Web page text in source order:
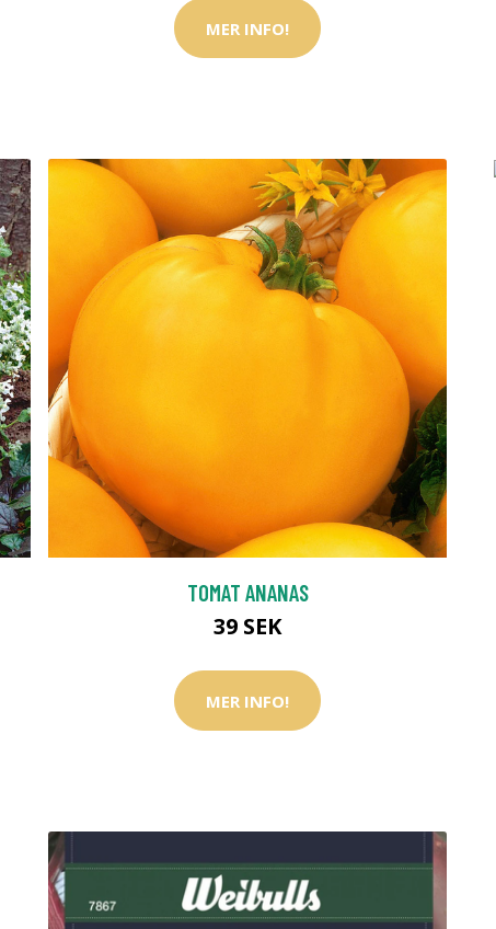
MER INFO!
TOMAT ANANAS
39 SEK
MER INFO!